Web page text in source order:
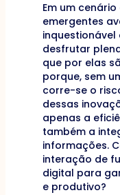
Em um
emergentes
inquestionável
desfrutar
que por elas
porque, sem
corre-se o
dessas
apenas a
também a
informações.
interação de
digital para
e produtivo?